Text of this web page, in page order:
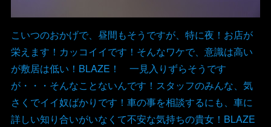
こいつのおかげで、昼間もそうですが、特に夜！お店が
栄えます！カッコイイです！そんなワケで、意識は高い
が敷居は低い！BLAZE！ 一見入りずらそうです
が・・・そんなことないんです！スタッフのみんな、気
さくでイイ奴ばかりです！車の事を相談するにも、車に
詳しい知り合いがいなくて不安な気持ちの貴女！BLAZE